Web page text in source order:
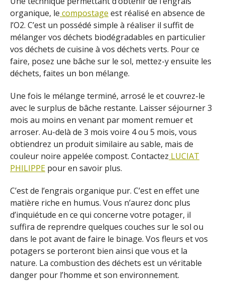
organique, le compostage est réalisé en absence de
l’O2. C’est un possédé simple à réaliser il suffit de
mélanger vos déchets biodégradables en particulier
vos déchets de cuisine à vos déchets verts. Pour ce
faire, posez une bâche sur le sol, mettez-y ensuite les
déchets, faites un bon mélange.
Une fois le mélange terminé, arrosé le et couvrez-le
avec le surplus de bâche restante. Laisser séjourner 3
mois au moins en venant par moment remuer et
arroser. Au-delà de 3 mois voire 4 ou 5 mois, vous
obtiendrez un produit similaire au sable, mais de
couleur noire appelée compost. Contactez LUCIAT
PHILIPPE pour en savoir plus.
C’est de l’engrais organique pur. C’est en effet une
matière riche en humus. Vous n’aurez donc plus
d’inquiétude en ce qui concerne votre potager, il
suffira de reprendre quelques couches sur le sol ou
dans le pot avant de faire le binage. Vos fleurs et vos
potagers se porteront bien ainsi que vous et la
nature. La combustion des déchets est un véritable
danger pour l’homme et son environnement.